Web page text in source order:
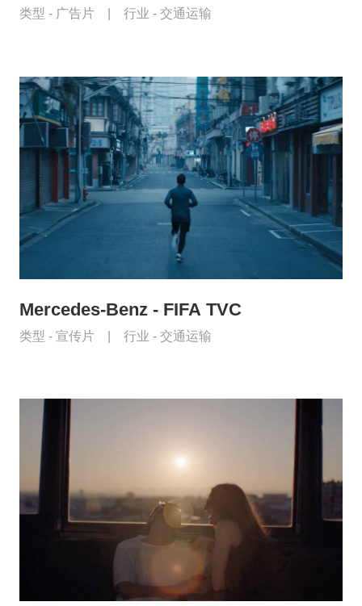
类型 - 广告片 行业 - 交通运输
Mercedes-Benz - FIFA TVC
类型 - 宣传片 行业 - 交通运输